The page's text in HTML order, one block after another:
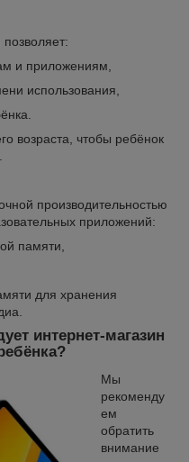
и приложениям,
использования,
возраста, чтобы ребёнок
производительностью
приложений:
памяти,
для хранения
интернет-магазин
Мы
рекоменду
ем
обратить
внимание